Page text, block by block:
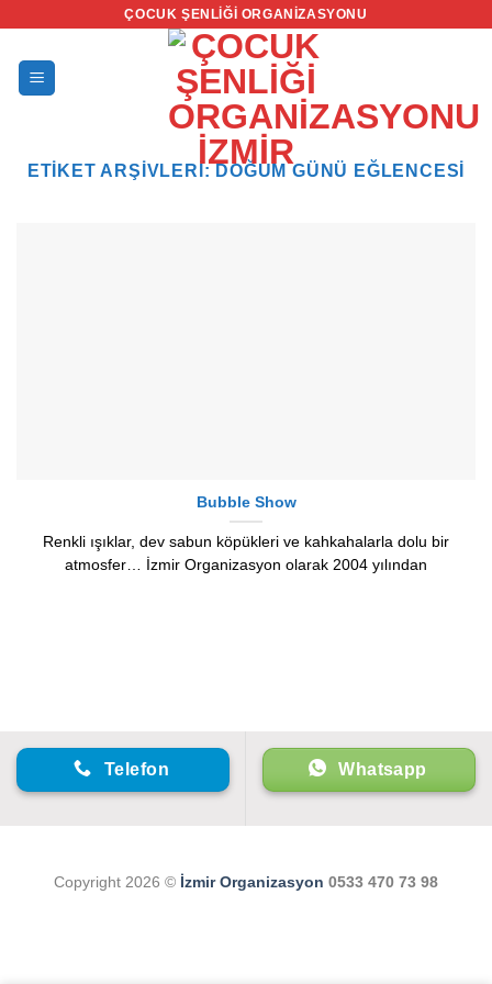
ÇOCUK ŞENLIĞI ORGANIZASYONU
ETIKET ARŞIVLERI: DOĞUM GÜNÜ EĞLENCESI
Bubble Show
Renkli ışıklar, dev sabun köpükleri ve kahkahalarla dolu bir
atmosfer… İzmir Organizasyon olarak 2004 yılından
Telefon Whatsapp
Copyright 2026 © İzmir Organizasyon 0533 470 73 98